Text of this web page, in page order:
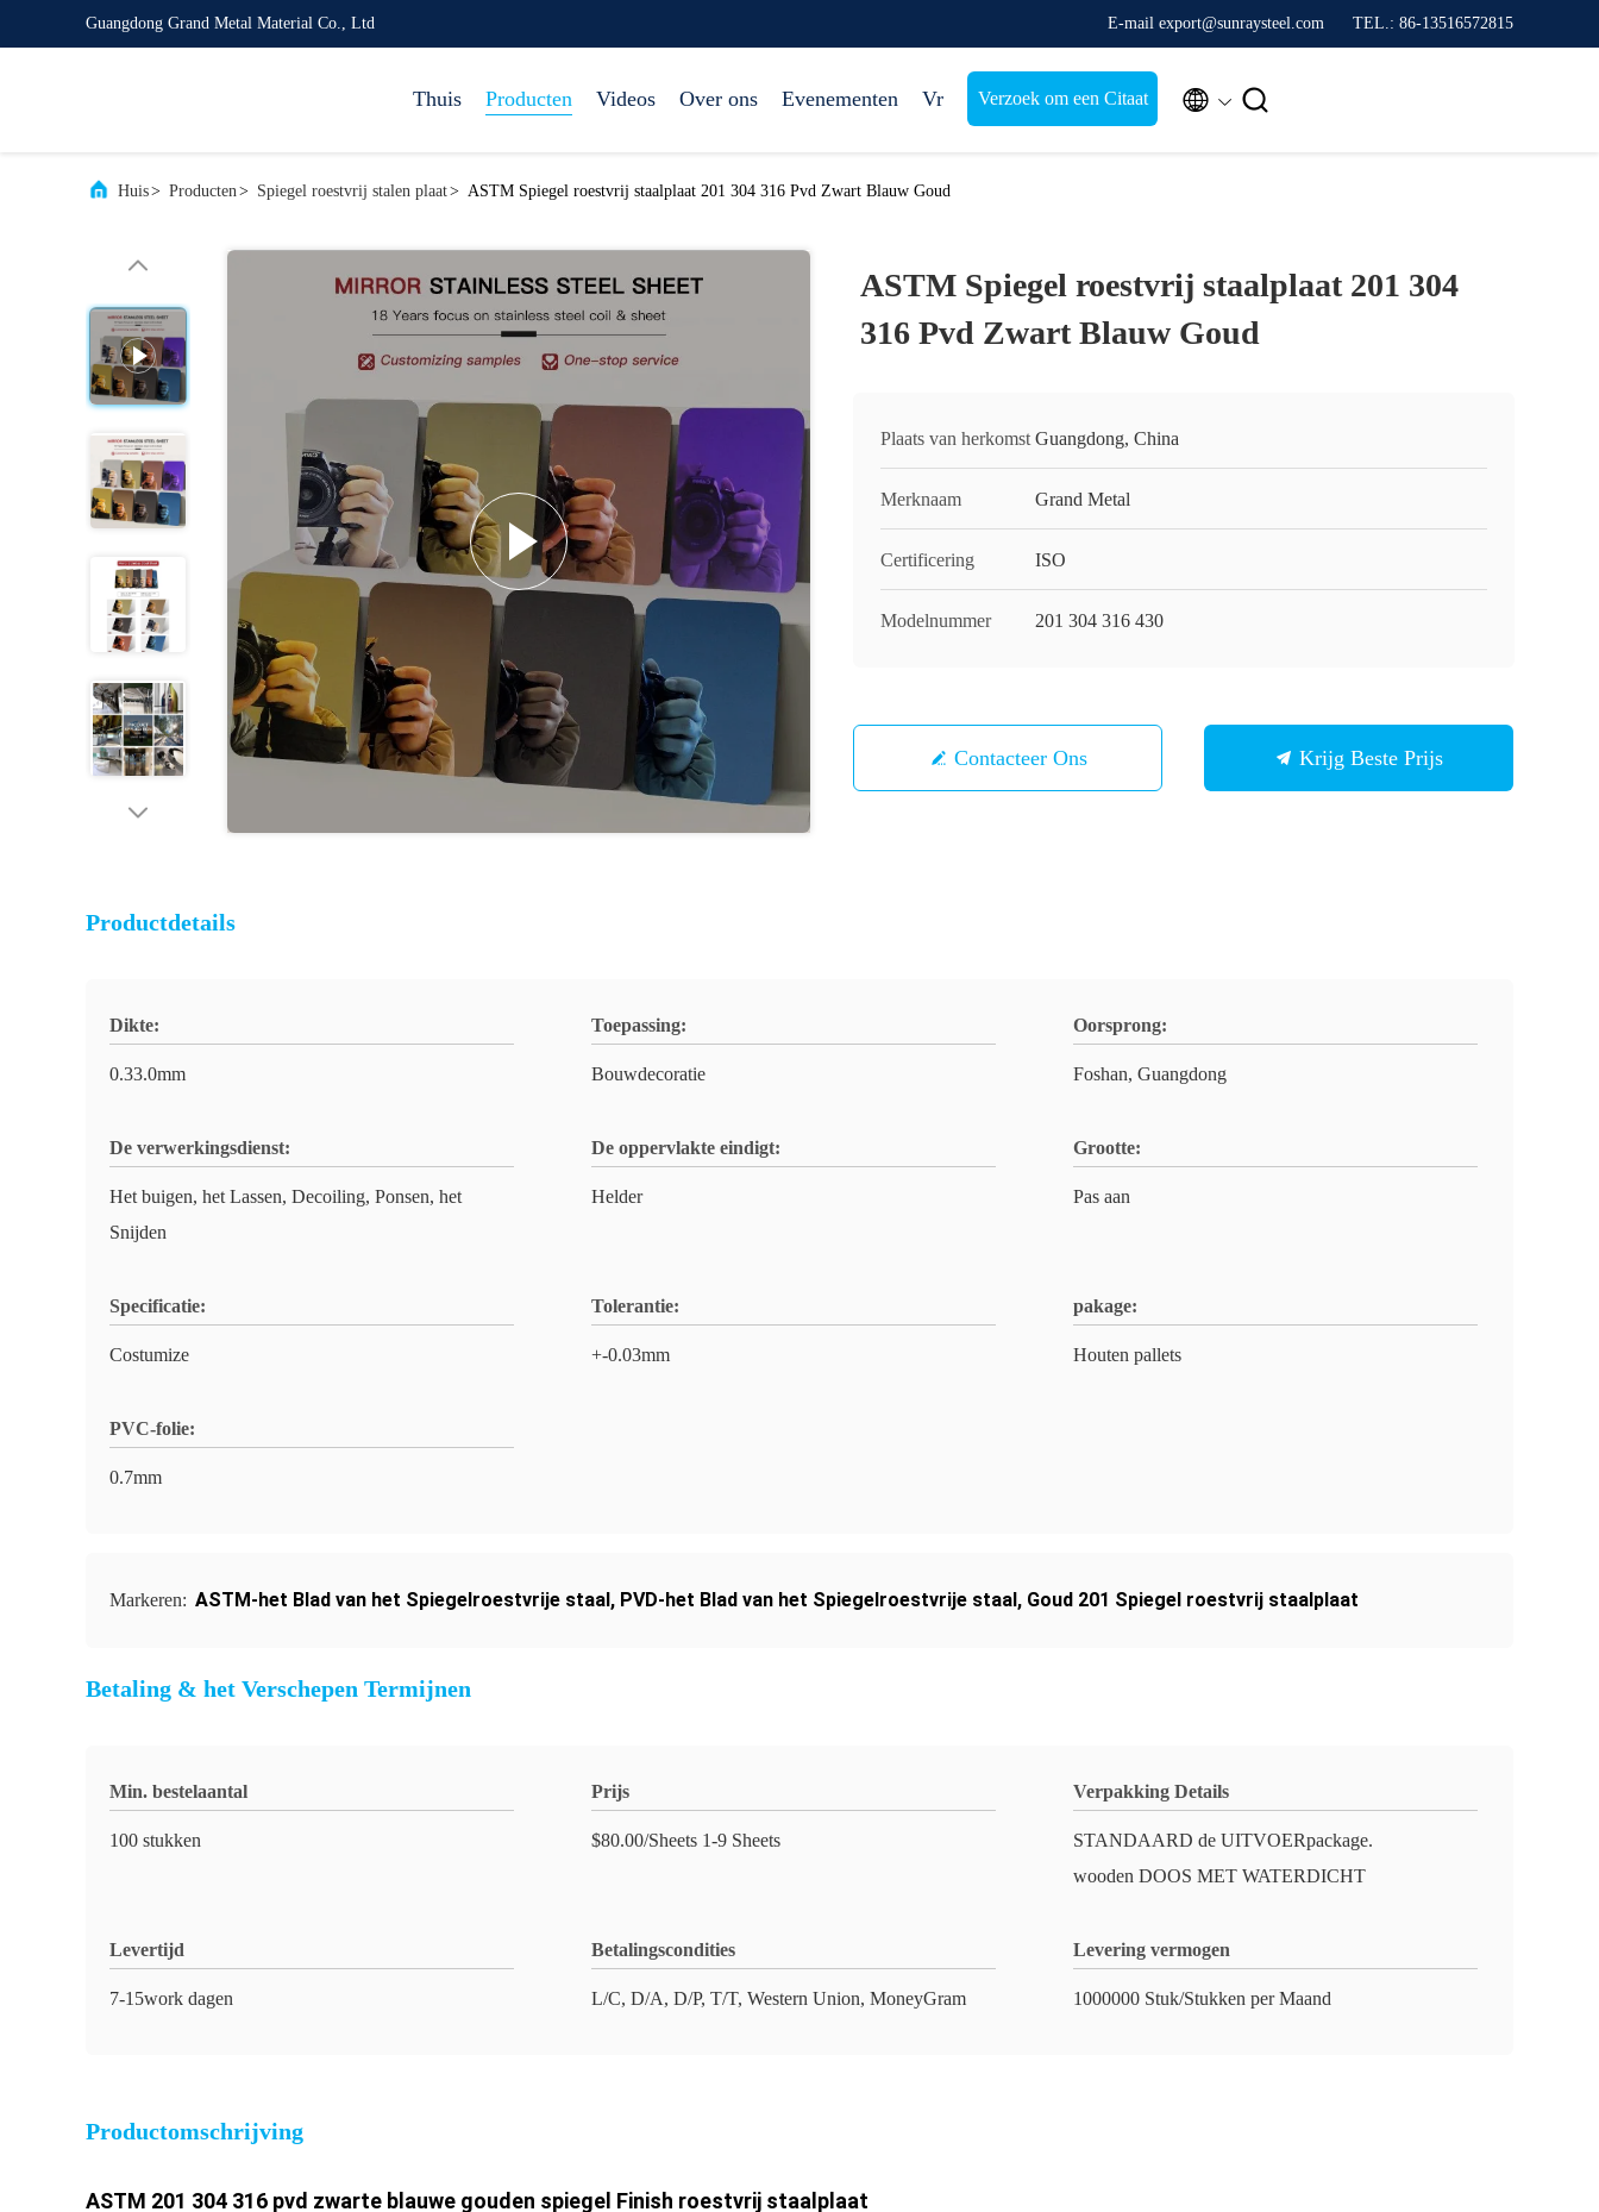
Guangdong Grand Metal Material Co., Ltd E-mail export@sunraysteel.com TEL.: 86-13516572815
Thuis Producten Videos Over ons Evenementen Vr Verzoek om een Citaat  
Huis> Producten> Spiegel roestvrij stalen plaat> ASTM Spiegel roestvrij staalplaat 201 304 316 Pvd Zwart Blauw Goud
ASTM Spiegel roestvrij staalplaat 201 304
316 Pvd Zwart Blauw Goud
Plaats van herkomst Guangdong, China
Merknaam Grand Metal
Certificering ISO
Modelnummer 201 304 316 430
Contacteer Ons Krijg Beste Prijs
Productdetails
Dikte:
0.33.0mm
Toepassing:
Bouwdecoratie
Oorsprong:
Foshan, Guangdong
De verwerkingsdienst:
Het buigen, het Lassen, Decoiling, Ponsen, het
Snijden
De oppervlakte eindigt:
Helder
Grootte:
Pas aan
Specificatie:
Costumize
Tolerantie:
+-0.03mm
pakage:
Houten pallets
PVC-folie:
0.7mm
Markeren: ASTM-het Blad van het Spiegelroestvrije staal, PVD-het Blad van het Spiegelroestvrije staal, Goud 201 Spiegel roestvrij staalplaat
Betaling & het Verschepen Termijnen
Min. bestelaantal
100 stukken
Prijs
$80.00/Sheets 1-9 Sheets
Verpakking Details
STANDAARD de UITVOERpackage.
wooden DOOS MET WATERDICHT
Levertijd
7-15work dagen
Betalingscondities
L/C, D/A, D/P, T/T, Western Union, MoneyGram
Levering vermogen
1000000 Stuk/Stukken per Maand
Productomschrijving
ASTM 201 304 316 pvd zwarte blauwe gouden spiegel Finish roestvrij staalplaat